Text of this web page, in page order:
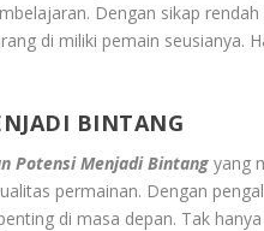
Dengan sikap
di miliki pemain seusianya.
BINTANG
Potensi Menjadi Bintang yang
permainan. Dengan
di masa depan. Tak